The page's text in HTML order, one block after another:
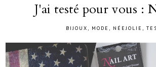
J'ai testé pour vous :
BIJOUX, MODE , NÉEJOLIE ,